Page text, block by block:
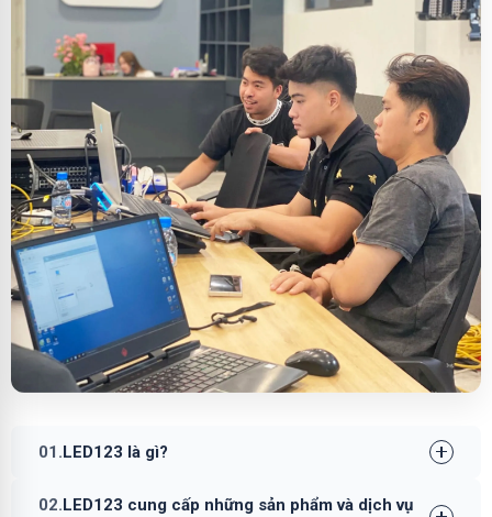
01.LED123 là gì?
02.LED123 cung cấp những sản phẩm và dịch vụ